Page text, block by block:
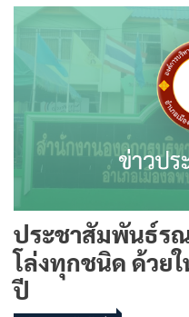
ประชาสัมพันธ์รณ
โล่งทุกชนิด ด้วย
ปี